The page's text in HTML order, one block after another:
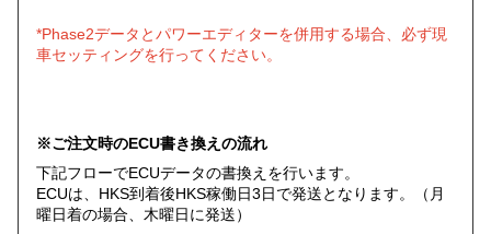
*Phase2データとパワーエディターを併用する場合、必ず現
車セッティングを行ってください。
※ご注文時のECU書き換えの流れ
下記フローでECUデータの書換えを行います。
ECUは、HKS到着後HKS稼働日3日で発送となります。（月
曜日着の場合、木曜日に発送）